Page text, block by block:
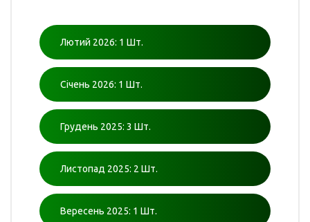
Лютий 2026: 1 Шт.
Січень 2026: 1 Шт.
Грудень 2025: 3 Шт.
Листопад 2025: 2 Шт.
Вересень 2025: 1 Шт.